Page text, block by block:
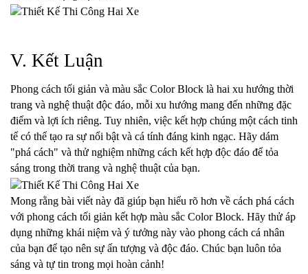
V. Kết Luận
Phong cách tối giản và màu sắc Color Block là hai xu hướng thời
trang và nghệ thuật độc đáo, mỗi xu hướng mang đến những đặc
điểm và lợi ích riêng. Tuy nhiên, việc kết hợp chúng một cách tinh
tế có thể tạo ra sự nổi bật và cá tính đáng kinh ngạc. Hãy dám
"phá cách" và thử nghiệm những cách kết hợp độc đáo để tỏa
sáng trong thời trang và nghệ thuật của bạn.
Mong rằng bài viết này đã giúp bạn hiểu rõ hơn về cách phá cách
với phong cách tối giản kết hợp màu sắc Color Block. Hãy thử áp
dụng những khái niệm và ý tưởng này vào phong cách cá nhân
của bạn để tạo nên sự ấn tượng và độc đáo. Chúc bạn luôn tỏa
sáng và tự tin trong mọi hoàn cảnh!